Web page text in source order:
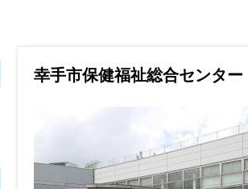
幸手市保健福祉総合センター